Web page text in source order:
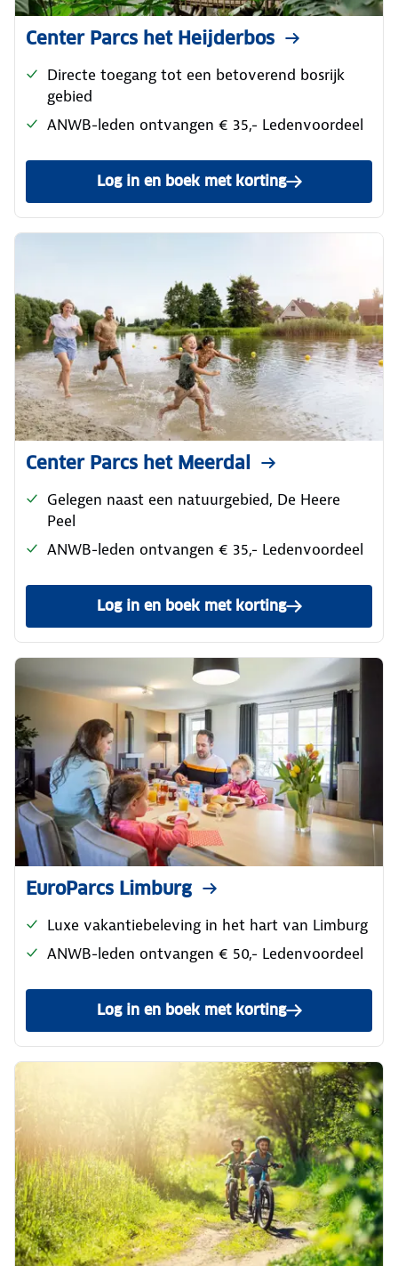
Center Parcs het Heijderbos
Directe toegang tot een betoverend bosrijk
gebied
ANWB-leden ontvangen € 35,- Ledenvoordeel
Log in en boek met korting
Center Parcs het Meerdal
Gelegen naast een natuurgebied, De Heere
Peel
ANWB-leden ontvangen € 35,- Ledenvoordeel
Log in en boek met korting
EuroParcs Limburg
Luxe vakantiebeleving in het hart van Limburg
ANWB-leden ontvangen € 50,- Ledenvoordeel
Log in en boek met korting